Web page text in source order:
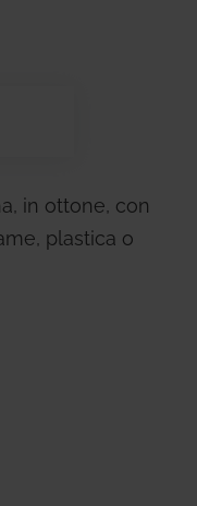
in ottone, con
plastica o